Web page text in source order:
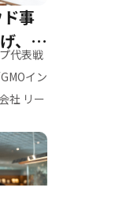
事
、リ
代表戦
イン
社 リー